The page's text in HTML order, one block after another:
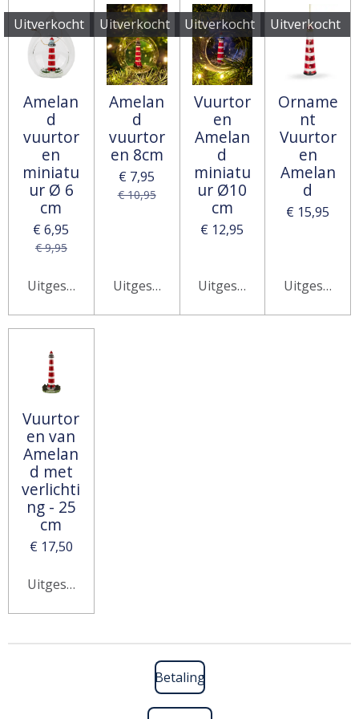
Uitverkocht
Amelan
d
vuurtor
en
miniatu
ur Ø 6
cm
€ 6,95
€ 9,95
Uitgeschakeld
Uitverkocht
Amelan
d
vuurtor
en 8cm
€ 7,95
€ 10,95
Uitgeschakeld
Uitverkocht
Vuurtor
en
Amelan
d
miniatu
ur Ø10
cm
€ 12,95
Uitgeschakeld
Uitverkocht
Orname
nt
Vuurtor
en
Amelan
d
€ 15,95
Vuurtor
en van
Amelan
d met
verlichti
ng - 25
cm
€ 17,50
Uitgeschakeld
Betaling